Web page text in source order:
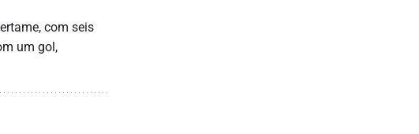
com seis
um gol,